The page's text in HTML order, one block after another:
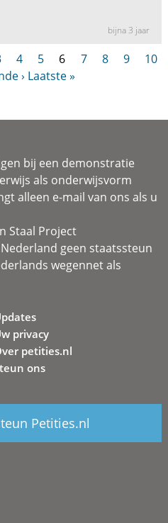
bijna 3 jaar
4 5 6 7 8 9
10
› Laatste »
bij een demonstratie
als onderwijsvorm
alleen e-mail van ons als u
Staal Project
geen staatssteun
wegennet als
privacy
petities.nl
ons
Petities.nl